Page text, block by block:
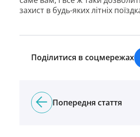
захист в будь-яких літніх
Поділитися в соцмережах
Попередня стаття